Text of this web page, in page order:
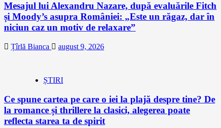
Mesajul lui Alexandru Nazare, după evaluările Fitch
și Moody’s asupra României: „Este un răgaz, dar în
niciun caz un motiv de relaxare”
Țîrlă Bianca august 9, 2026
ȘTIRI
Ce spune cartea pe care o iei la plajă despre tine? De
la romance și thrillere la clasici, alegerea poate
reflecta starea ta de spirit